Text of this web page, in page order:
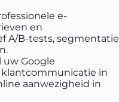
e-
en
A/B-tests, segmentatie
Google
in
aanwezigheid in